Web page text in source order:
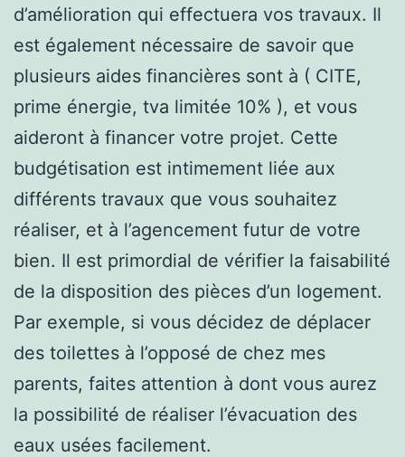
d’amélioration qui effectuera vos travaux. Il
est également nécessaire de savoir que
plusieurs aides financières sont à ( CITE,
prime énergie, tva limitée 10% ), et vous
aideront à financer votre projet. Cette
budgétisation est intimement liée aux
différents travaux que vous souhaitez
réaliser, et à l’agencement futur de votre
bien. Il est primordial de vérifier la faisabilité
de la disposition des pièces d’un logement.
Par exemple, si vous décidez de déplacer
des toilettes à l’opposé de chez mes
parents, faites attention à dont vous aurez
la possibilité de réaliser l’évacuation des
eaux usées facilement.